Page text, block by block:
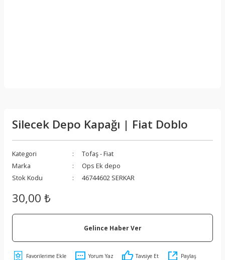
Silecek Depo Kapağı | Fiat Doblo
Kategori
Tofaş - Fiat
Marka
Ops Ek depo
Stok Kodu
46744602 SERKAR
30,00 ₺
Gelince Haber Ver
Yorum Yaz Tavsiye Et Paylaş